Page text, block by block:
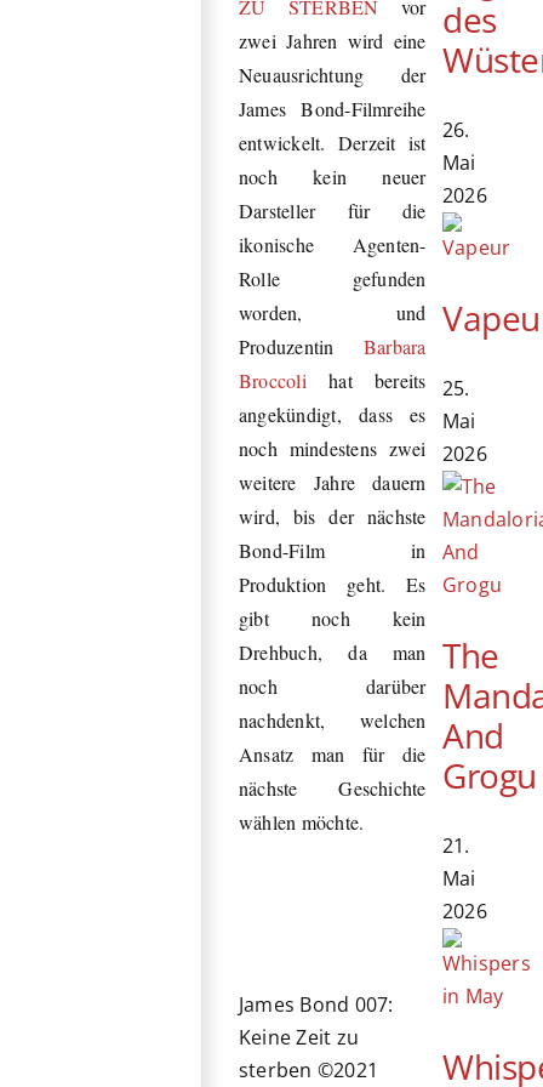
ZU STERBEN vor
zwei Jahren wird eine
Neuausrichtung der
James Bond-Filmreihe
entwickelt. Derzeit ist
noch kein neuer
Darsteller für die
ikonische Agenten-
Rolle gefunden
worden, und
Produzentin Barbara
Broccoli hat bereits
angekündigt, dass es
noch mindestens zwei
weitere Jahre dauern
wird, bis der nächste
Bond-Film in
Produktion geht. Es
gibt noch kein
Drehbuch, da man
noch darüber
nachdenkt, welchen
Ansatz man für die
nächste Geschichte
wählen möchte.
James Bond 007:
Keine Zeit zu
sterben ©2021
des
26.
Mai
2026
25.
Mai
2026
The
And
Grogu
21.
Mai
2026